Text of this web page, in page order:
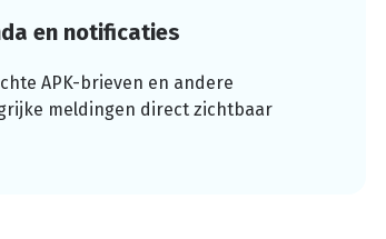
en notificaties
APK-brieven en andere
meldingen direct zichtbaar